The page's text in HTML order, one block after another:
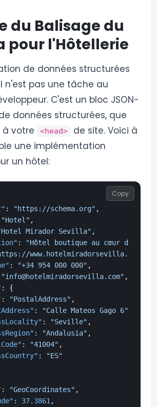
du Balisage du
pour l'Hôtellerie
de données structurées
n'est pas une tâche au
C'est un bloc JSON-
données structurées, que
à votre
<head>
de site. Voici à
une implémentation
un hôtel:
Copy
: "https://schema.org" ,
"Hotel" ,
Mirador Sevilla" ,
:
"Hôtel boutique au cœur du
www.hotelmiradorsevilla.com"
: "+34 954 000 000" ,
"info@hotelmiradorsevilla.com" ,
:
{
: "PostalAddress" ,
: "Calle Mateos Gago 6"
: "Seville" ,
: "Andalusia" ,
: "41004" ,
:
"ES"
: "GeoCoordinates" ,
: 37.3861 ,